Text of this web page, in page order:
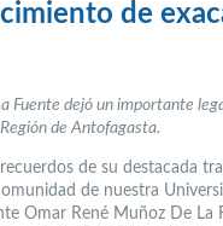
de
Fuente dejó un importante
de Antofagasta.
de su destacada
de nuestra
Omar René Muñoz De La